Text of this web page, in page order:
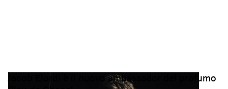
Jacob Elordi è il nuovo ambassador del profumo